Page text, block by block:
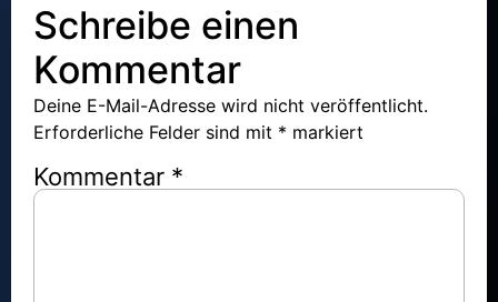
Schreibe einen
Kommentar
Deine E-Mail-Adresse wird nicht veröffentlicht.
Erforderliche Felder sind mit * markiert
Kommentar *